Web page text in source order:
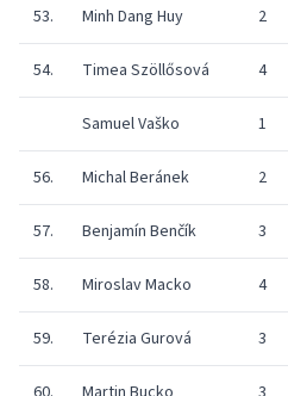
53. Minh Dang Huy 2
54. Timea Szöllősová 4
Samuel Vaško 1
56. Michal Beránek 2
57. Benjamín Benčík 3
58. Miroslav Macko 4
59. Terézia Gurová 3